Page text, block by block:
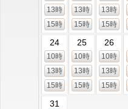
13時
15時
13時
15時
13時
15時
24
10時
13時
15時
25
10時
13時
15時
26
10時
13時
15時
31